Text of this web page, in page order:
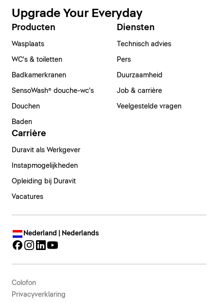
Upgrade Your Everyday
Producten
Wasplaats
WC's & toiletten
Badkamerkranen
SensoWash® douche-wc's
Douchen
Baden
Diensten
Technisch advies
Pers
Duurzaamheid
Job & carrière
Veelgestelde vragen
Carrière
Duravit als Werkgever
Instapmogelijkheden
Opleiding bij Duravit
Vacatures
Nederland | Nederlands
Colofon
Privacyverklaring